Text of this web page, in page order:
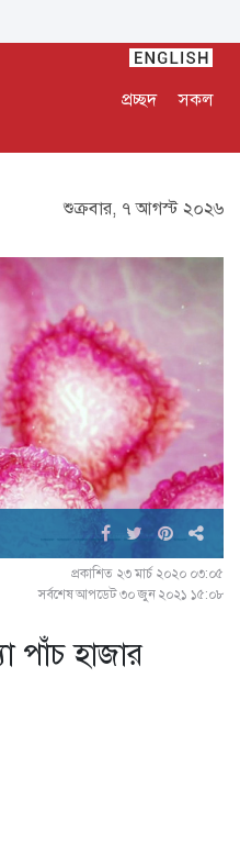
প্রচ্ছদ সকল
শুক্রবার, ৭ আগস্ট ২০২৬
প্রকাশিত ২৩ মার্চ ২০২০ ০৩:০৫
সর্বশেষ আপডেট ৩০ জুন ২০২১ ১৫:০৮
পাঁচ হাজার